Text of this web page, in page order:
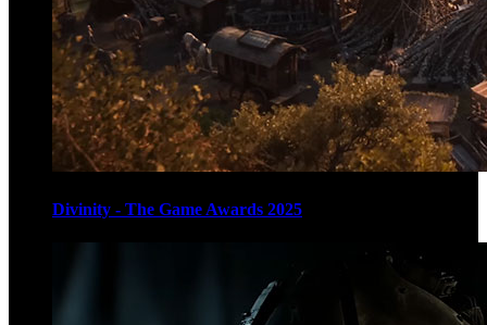
Divinity - The Game Awards 2025